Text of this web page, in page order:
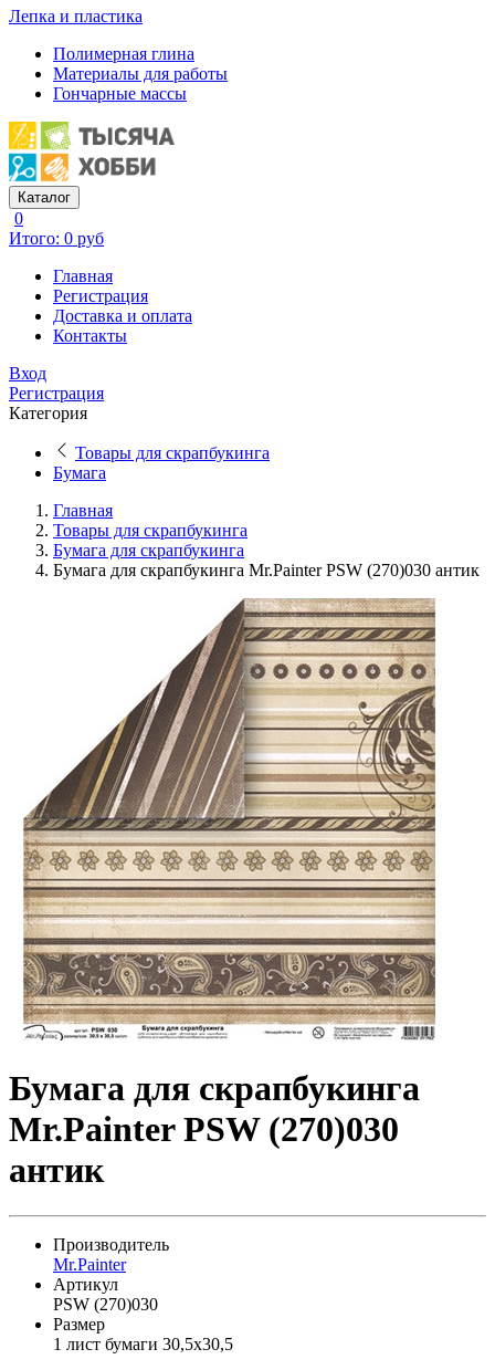
Лепка и пластика
Полимерная глина
Материалы для работы
Гончарные массы
Каталог
0
Итого: 0 руб
Главная
Регистрация
Доставка и оплата
Контакты
Вход
Регистрация
Категория
Товары для скрапбукинга
Бумага
Главная
Товары для скрапбукинга
Бумага для скрапбукинга
Бумага для скрапбукинга Mr.Painter PSW (270)030 антик
Бумага для скрапбукинга
Mr.Painter PSW (270)030
антик
Производитель
Mr.Painter
Артикул
PSW (270)030
Размер
1 лист бумаги 30,5x30,5